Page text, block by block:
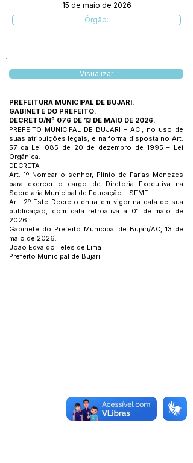
15 de maio de 2026
Órgão:
Visualizar
PREFEITURA MUNICIPAL DE BUJARI.
GABINETE DO PREFEITO.
DECRETO/Nº 076 DE 13 DE MAIO DE 2026.
PREFEITO MUNICIPAL DE BUJARI – AC., no uso de
suas atribuições legais, e na forma disposta no Art.
57 da Lei 085 de 20 de dezembro de 1995 – Lei
Orgânica.
DECRETA:
Art. 1º Nomear o senhor, Plínio de Farias Menezes
para exercer o cargo de Diretoria Executiva na
Secretaria Municipal de Educação – SEME.
Art. 2º Este Decreto entra em vigor na data de sua
publicação, com data retroativa a 01 de maio de
2026.
Gabinete do Prefeito Municipal de Bujari/AC, 13 de
maio de 2026.
João Edvaldo Teles de Lima
Prefeito Municipal de Bujari